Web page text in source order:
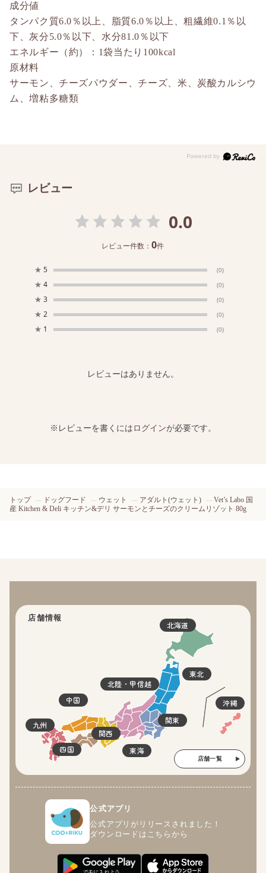
成分値
タンパク質6.0％以上、脂質6.0％以上、粗繊維0.1％以
下、灰分5.0％以下、水分81.0％以下
エネルギー（約）：1袋当たり100kcal
原材料
サーモン、チーズパウダー、チーズ、米、炭酸カルシウ
ム、増粘多糖類
レビュー
0.0
レビュー件数：0件
★ 5 (0)
★ 4 (0)
★ 3 (0)
★ 2 (0)
★ 1 (0)
レビューはありません。
※レビューを書くにはログインが必要です。
トップ ドッグフード ウェット アダルト(ウェット)
Vet’s Labo 国
産 Kitchen & Deli キッチン&デリ サーモンとチーズのクリームリゾット 80g
店舗情報
北海道
東北
関東
北陸・甲信越
東海
関西
四国
中国
九州
沖縄
店舗一覧
公式アプリ
公式アプリがリリースされました！
ダウンロードはこちらから